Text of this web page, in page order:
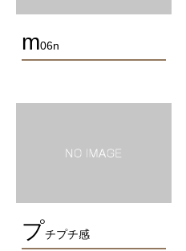
m06n
プチプチ感